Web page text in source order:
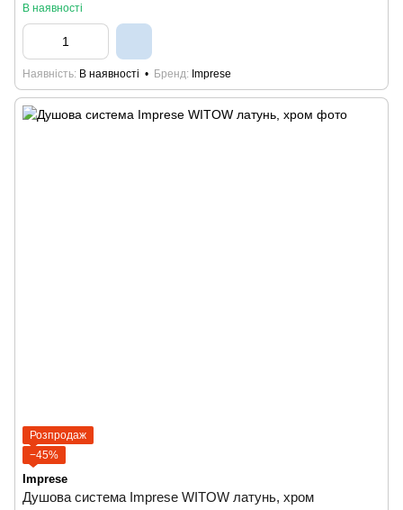
В наявності
Наявність В наявності Бренд Imprese
Розпродаж
−45%
Imprese
Душова система Imprese WITOW латунь, хром